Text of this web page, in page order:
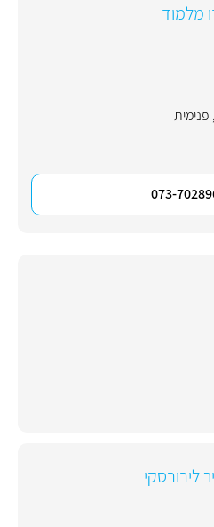
מלמוד
, פנימית
073-
ליבובסקי